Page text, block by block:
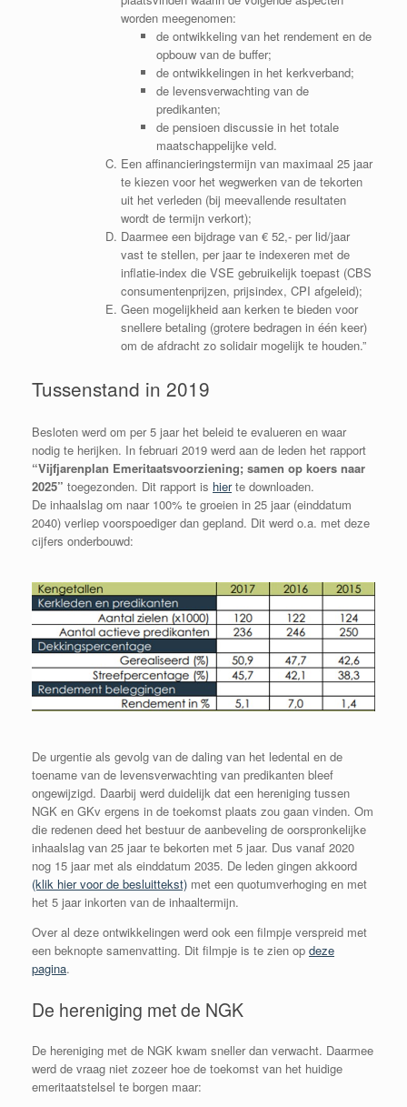
worden meegenomen:
de ontwikkeling van het rendement en de
opbouw van de buffer;
de ontwikkelingen in het kerkverband;
de levensverwachting van de
predikanten;
de pensioen discussie in het totale
maatschappelijke veld.
Een affinancieringstermijn van maximaal 25 jaar
te kiezen voor het wegwerken van de tekorten
uit het verleden (bij meevallende resultaten
wordt de termijn verkort);
Daarmee een bijdrage van € 52,- per lid/jaar
vast te stellen, per jaar te indexeren met de
inflatie-index die VSE gebruikelijk toepast (CBS
consumentenprijzen, prijsindex, CPI afgeleid);
Geen mogelijkheid aan kerken te bieden voor
snellere betaling (grotere bedragen in één keer)
om de afdracht zo solidair mogelijk te houden.”
Tussenstand in 2019
Besloten werd om per 5 jaar het beleid te evalueren en waar
nodig te herijken. In februari 2019 werd aan de leden het rapport
“Vijfjarenplan Emeritaatsvoorziening; samen op koers naar
2025” toegezonden. Dit rapport is hierte downloaden.
De inhaalslag om naar 100% te groeien in 25 jaar (einddatum
2040) verliep voorspoediger dan gepland. Dit werd o.a. met deze
cijfers onderbouwd:
De urgentie als gevolg van de daling van het ledental en de
toename van de levensverwachting van predikanten bleef
ongewijzigd. Daarbij werd duidelijk dat een hereniging tussen
NGK en GKv ergens in de toekomst plaats zou gaan vinden. Om
die redenen deed het bestuur de aanbeveling de oorspronkelijke
inhaalslag van 25 jaar te bekorten met 5 jaar. Dus vanaf 2020
nog 15 jaar met als einddatum 2035. De leden gingen akkoord
(klik hier voor de besluittekst) met een quotumverhoging en met
het 5 jaar inkorten van de inhaaltermijn.
Over al deze ontwikkelingen werd ook een filmpje verspreid met
een beknopte samenvatting. Dit filmpje is te zien op deze
pagina.
De hereniging met de NGK
De hereniging met de NGK kwam sneller dan verwacht. Daarmee
werd de vraag niet zozeer hoe de toekomst van het huidige
emeritaatstelsel te borgen maar: